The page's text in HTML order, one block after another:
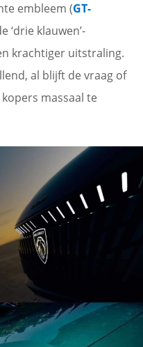
embleem (GT-
‘drie klauwen’-
krachtiger uitstraling.
al blijft de vraag of
massaal te